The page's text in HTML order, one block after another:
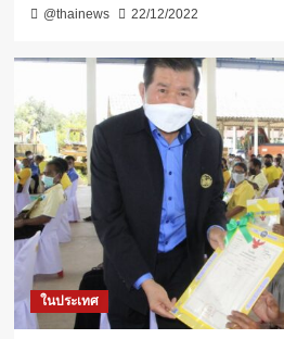
@thainews 22/12/2022
ในประเทศ